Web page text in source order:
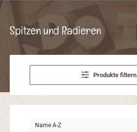
Spitzen und Radieren
Produkte filtern